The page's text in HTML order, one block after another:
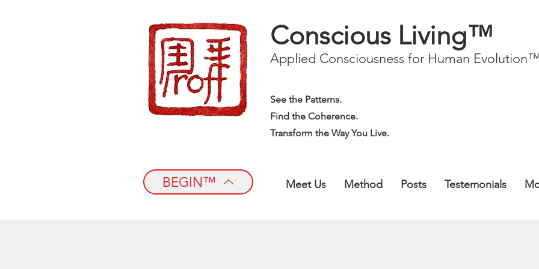
Conscious Living™
Applied Consciousness for Human
See the Patterns.
Find the Coherence.
Transform the Way You Live.
BEGIN™ Meet Us Method Posts Testemonials